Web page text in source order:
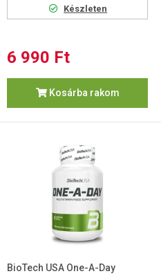
Készleten
6 990 Ft
Kosárba rakom
BioTech USA One-A-Day